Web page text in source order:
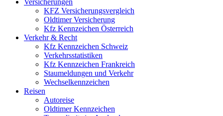
Versicherungen
KFZ Versicherungsvergleich
Oldtimer Versicherung
Kfz Kennzeichen Österreich
Verkehr & Recht
Kfz Kennzeichen Schweiz
Verkehrsstatistiken
Kfz Kennzeichen Frankreich
Staumeldungen und Verkehr
Wechselkennzeichen
Reisen
Autoreise
Oldtimer Kennzeichen